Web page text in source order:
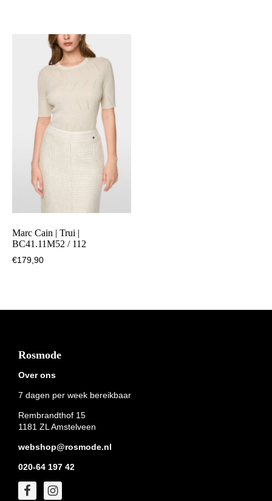
Marc Cain | Trui |
BC41.11M52 / 112
€179,90
Footer
Rosmode
Over ons
7 dagen per week bereikbaar
Rembrandthof 15
1181 ZL Amstelveen
webshop@rosmode.nl
020-64 197 42